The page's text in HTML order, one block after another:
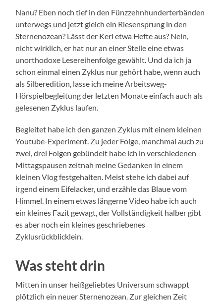
Nanu? Eben noch tief in den Fünzzehnhunderterbänden
unterwegs und jetzt gleich ein Riesensprung in den
Sternenozean? Lässt der Kerl etwa Hefte aus? Nein,
nicht wirklich, er hat nur an einer Stelle eine etwas
unorthodoxe Lesereihenfolge gewählt. Und da ich ja
schon einmal einen Zyklus nur gehört habe, wenn auch
als Silberedition, lasse ich meine Arbeitsweg-
Hörspielbegleitung der letzten Monate einfach auch als
gelesenen Zyklus laufen.
Begleitet habe ich den ganzen Zyklus mit einem kleinen
Youtube-Experiment. Zu jeder Folge, manchmal auch zu
zwei, drei Folgen gebündelt habe ich in verschiedenen
Mittagspausen zeitnah meine Gedanken in einem
kleinen Vlog festgehalten. Meist stehe ich dabei auf
irgend einem Eifelacker, und erzähle das Blaue vom
Himmel. In einem etwas längerne Video habe ich auch
ein kleines Fazit gewagt, der Vollständigkeit halber gibt
es aber noch ein kleines geschriebenes
Zyklusrückblicklein.
Was steht drin
Mitten in unser heißgeliebtes Universum schwappt
plötzlich ein neuer Sternenozean. Zur gleichen Zeit